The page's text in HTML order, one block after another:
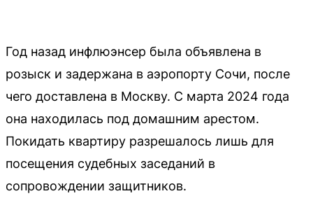
Год назад инфлюэнсер была объявлена в
розыск и задержана в аэропорту Сочи, после
чего доставлена в Москву. С марта 2024 года
она находилась под домашним арестом.
Покидать квартиру разрешалось лишь для
посещения судебных заседаний в
сопровождении защитников.